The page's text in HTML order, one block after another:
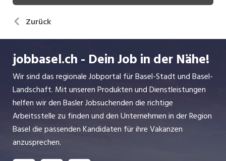
Zurück
jobbasel.ch - Dein Job in der Nähe!
Wir sind das regionale Jobportal für Basel-Stadt und Basel-
Landschaft. Mit unseren Produkten und Dienstleistungen
helfen wir den Basler Jobsuchenden die richtige
Arbeitsstelle zu finden und den Unternehmen in der Region
Basel die passenden Kandidaten für ihre Vakanzen
anzusprechen.